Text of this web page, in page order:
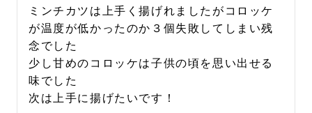
ミンチカツは上手く揚げれましたがコロッケ
が温度が低かったのか３個失敗してしまい残
念でした
少し甘めのコロッケは子供の頃を思い出せる
味でした